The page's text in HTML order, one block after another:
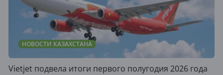
НОВОСТИ КАЗАХСТАНА
Vietjet подвела итоги первого полугодия 2026 года